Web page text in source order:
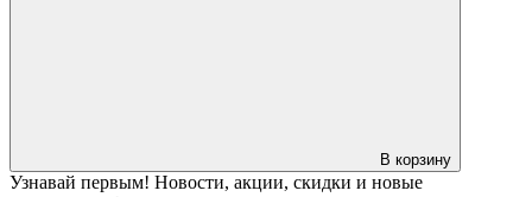
В корзину
Узнавай первым! Новости, акции, скидки и новые